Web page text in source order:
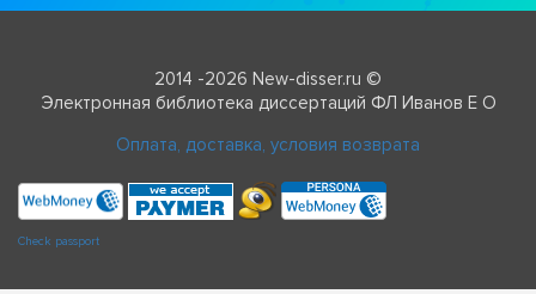
2014 -2026 New-disser.ru ©
Электронная библиотека диссертаций ФЛ Иванов Е О
Оплата, доставка, условия возврата
Check passport